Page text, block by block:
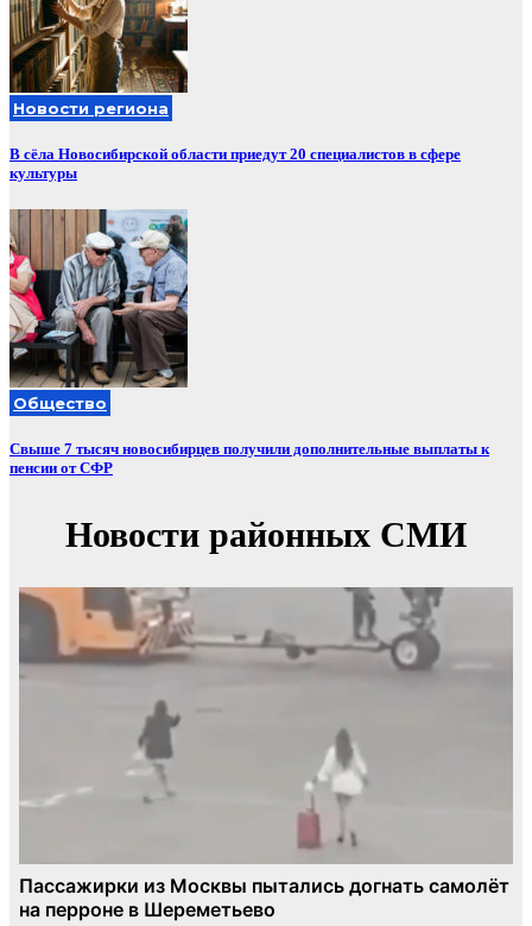
Новости региона
В сёла Новосибирской области приедут 20 специалистов в сфере
культуры
Общество
Свыше 7 тысяч новосибирцев получили дополнительные выплаты к
пенсии от СФР